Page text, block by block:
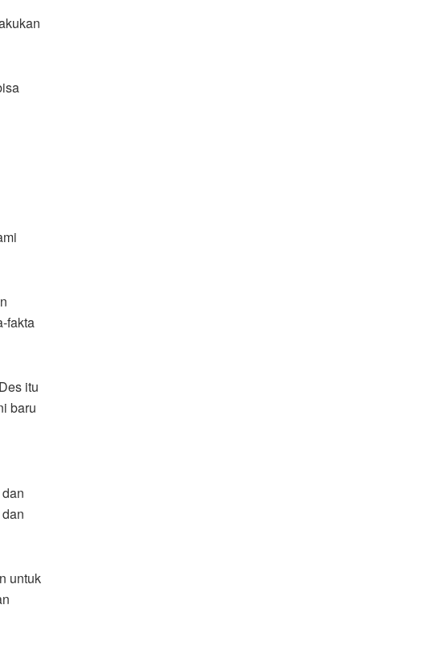
fakta
itu
baru
untuk